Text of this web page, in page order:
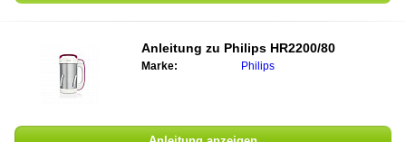
Anleitung zu Philips HR2200/80
Marke: Philips